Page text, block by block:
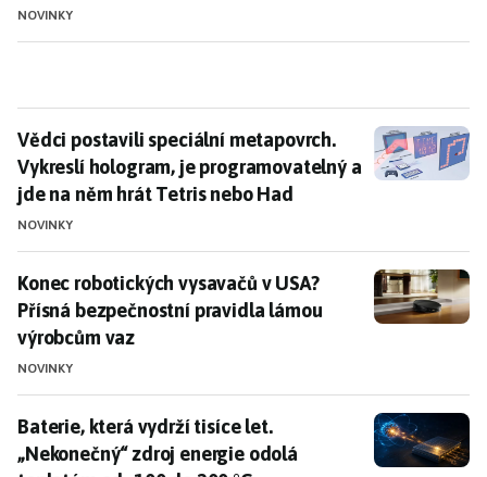
NOVINKY
Vědci postavili speciální metapovrch. Vykreslí
Vědci postavili speciální metapovrch.
Vykreslí hologram, je programovatelný a
jde na něm hrát Tetris nebo Had
NOVINKY
Konec robotických vysavačů v USA? Přísná
Konec robotických vysavačů v USA?
Přísná bezpečnostní pravidla lámou
výrobcům vaz
NOVINKY
Baterie, která vydrží tisíce let. „Nekonečný“ zdroj
Baterie, která vydrží tisíce let.
„Nekonečný“ zdroj energie odolá